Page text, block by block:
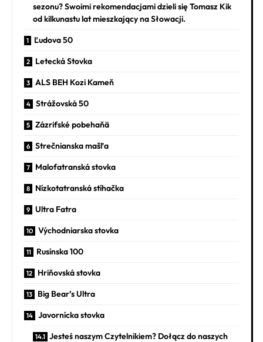
sezonu? Swoimi rekomendacjami dzieli się Tomasz Kik
od kilkunastu lat mieszkający na Słowacji.
Ľudova 50
Letecká Stovka
ALS BEH Kozi Kameň
Strážovská 50
Zázrifské pobehaňä
Strečnianska mašľa
Malofatranská stovka
Nízkotatranská stíhačka
Ultra Fatra
Východniarska stovka
Rusínska 100
Hriňovská stovka
Big Bear’s Ultra
Javornícka stovka
Jesteś naszym Czytelnikiem? Dołącz do naszych